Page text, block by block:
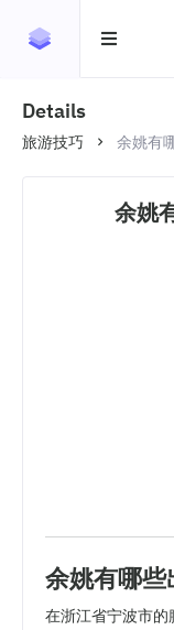
Details
旅游技巧 余姚有
余姚
余姚有哪
在浙江省宁波市